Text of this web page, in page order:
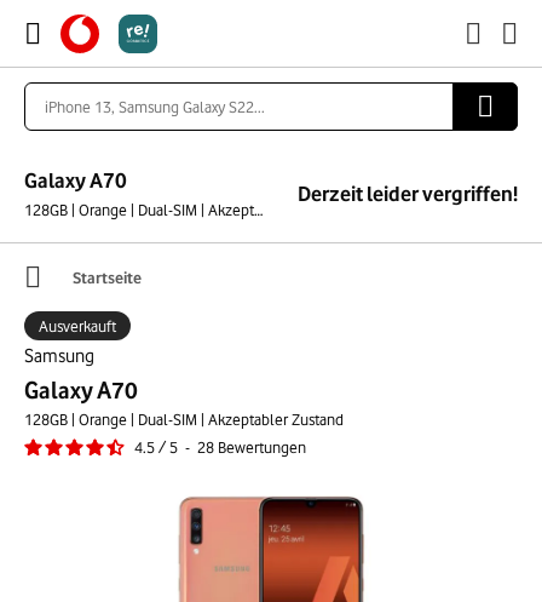
Galaxy A70
128GB | Orange | Dual-SIM | Akzeptabler Zustand
Derzeit leider vergriffen!
Startseite
Samsung
Galaxy A70
128GB | Orange | Dual-SIM | Akzeptabler Zustand
4.5/5 - 28 Bewertungen
Ausverkauft